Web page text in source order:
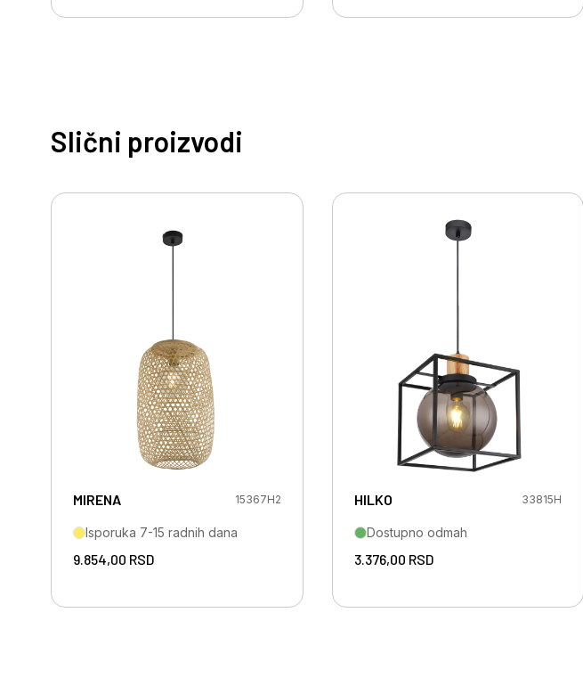
Slični proizvodi
MIRENA 15367H2
Isporuka 7-15 radnih dana
9.854,00 RSD
HILKO 33815H
Dostupno odmah
3.376,00 RSD